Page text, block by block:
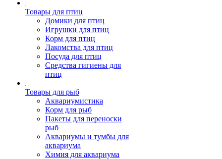
Товары для птиц
Домики для птиц
Игрушки для птиц
Корм для птиц
Лакомства для птиц
Посуда для птиц
Средства гигиены для
птиц
Товары для рыб
Аквариумистика
Корм для рыб
Пакеты для переноски
рыб
Аквариумы и тумбы для
аквариума
Химия для аквариума